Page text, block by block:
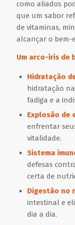
como aliados
que um sabor
de vitaminas,
alcançar o bem-
Um arco-íris de
Hidratação
hidratação
fadiga e a
Explosão de
enfrentar
vitalidade.
Sistema
defesas
certa de
Digestão no
intestinal e
dia a dia.